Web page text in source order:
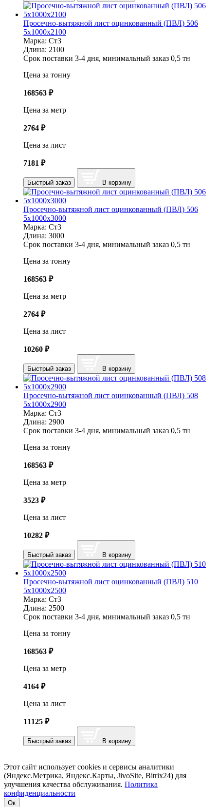
Просечно-вытяжной лист оцинкованный (ПВЛ) 506
5х1000х2100
Марка: Ст3
Длина: 2100
Срок поставки 3-4 дня, минимальный заказ 0,5 тн
Цена за тонну
168563 ₽
Цена за метр
2764 ₽
Цена за лист
7181 ₽
Быстрый заказ В корзину
Просечно-вытяжной лист оцинкованный (ПВЛ) 506
5х1000х3000
Марка: Ст3
Длина: 3000
Срок поставки 3-4 дня, минимальный заказ 0,5 тн
Цена за тонну
168563 ₽
Цена за метр
2764 ₽
Цена за лист
10260 ₽
Быстрый заказ В корзину
Просечно-вытяжной лист оцинкованный (ПВЛ) 508
5х1000х2900
Марка: Ст3
Длина: 2900
Срок поставки 3-4 дня, минимальный заказ 0,5 тн
Цена за тонну
168563 ₽
Цена за метр
3523 ₽
Цена за лист
10282 ₽
Быстрый заказ В корзину
Просечно-вытяжной лист оцинкованный (ПВЛ) 510
5х1000х2500
Марка: Ст3
Длина: 2500
Срок поставки 3-4 дня, минимальный заказ 0,5 тн
Цена за тонну
168563 ₽
Цена за метр
4164 ₽
Цена за лист
11125 ₽
Быстрый заказ В корзину
Этот сайт использует cookies и сервисы аналитики
(Яндекс.Метрика, Яндекс.Карты, JivoSite, Bitrix24) для
улучшения качества обслуживания. Политика
конфиденциальности
Ок